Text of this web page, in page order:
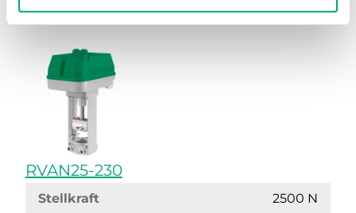
RVAN25-230
Stellkraft 2500 N